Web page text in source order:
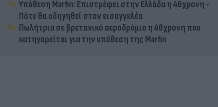
Υπόθεση Marfin: Επιστρέφει στην Ελλάδα η 46χρονη -
Πότε θα οδηγηθεί στον εισαγγελέα
Πωλήτρια σε βρετανικό αεροδρόμιο η 46χρονη που
κατηγορείται για την υπόθεση της Marfin